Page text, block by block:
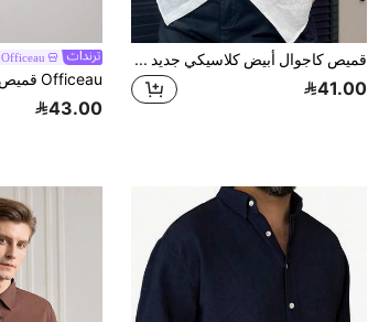
قميص كاجوال أبيض كلاسيكي جديد بأكمام طويلة للرجال، سترة خارجية عصرية
41.00
Officeau
43.00